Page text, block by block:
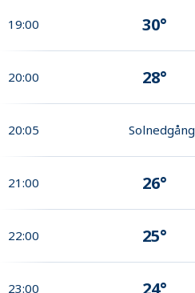
19:00 30°
20:00 28°
20:05 Solnedgång
21:00 26°
22:00 25°
23:00 24°